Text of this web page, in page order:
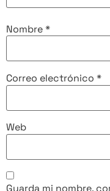
Nombre*
Correo electrónico *
Web
Guarda mi nombre,